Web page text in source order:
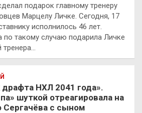
подарок главному тренеру
Марцелу Личке. Сегодня, 17
исполнилось 46 лет.
по такому случаю подарила Личке
драфта НХЛ 2041 года».
шуткой отреагировала на
Сергачёва с сыном